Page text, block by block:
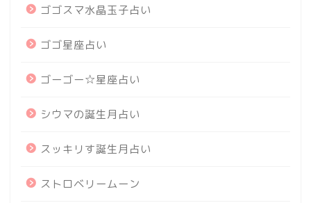
ゴゴスマ水晶玉子占い
ゴゴ星座占い
ゴーゴー☆星座占い
シウマの誕生月占い
スッキリす誕生月占い
ストロベリームーン